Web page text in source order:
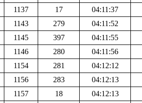
1137 17
04:11:37
1143 279
04:11:52
1145 397
04:11:55
1146 280
04:11:56
1154 281
04:12:12
1156 283
04:12:13
1157 18
04:12:13